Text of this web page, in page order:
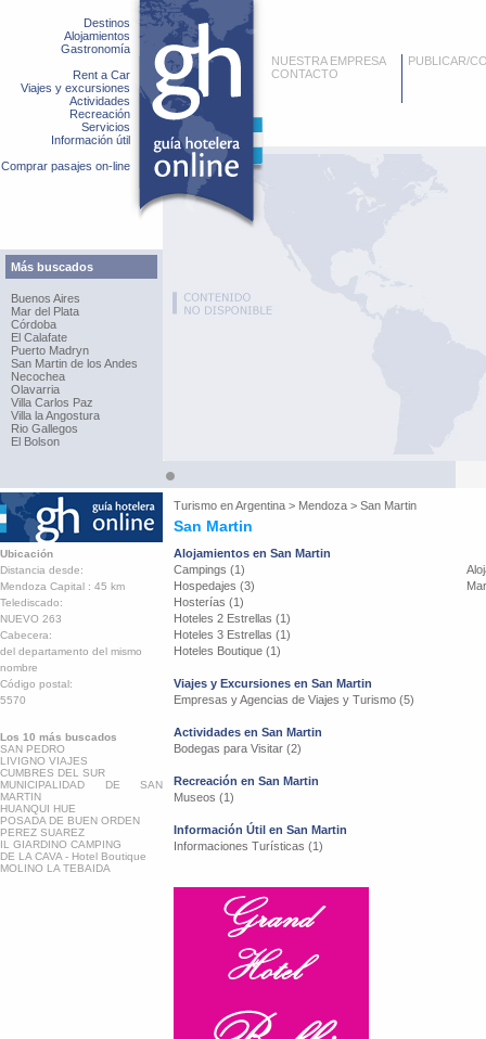
Destinos
Alojamientos
Gastronomía
Rent a Car
Viajes y excursiones
Actividades
Recreación
Servicios
Información útil
Comprar pasajes on-line
Más buscados
Buenos Aires
Mar del Plata
Córdoba
El Calafate
Puerto Madryn
San Martin de los Andes
Necochea
Olavarria
Villa Carlos Paz
Villa la Angostura
Rio Gallegos
El Bolson
NUESTRA EMPRESA
CONTACTO
PUBLICAR/
Turismo enArgentina > Mendoza > San Martin
San Martin
Ubicación
Distancia desde:
Mendoza Capital : 45 km
Telediscado:
NUEVO 263
Cabecera:
del departamento del mismo
nombre
Código postal:
5570
Los 10 más buscados
SAN PEDRO
LIVIGNO VIAJES
CUMBRES DEL SUR
MUNICIPALIDAD DE SAN
MARTIN
HUANQUI HUE
POSADA DE BUEN ORDEN
PEREZ SUAREZ
IL GIARDINO CAMPING
DE LA CAVA - Hotel Boutique
MOLINO LA TEBAIDA
Alojamientos en San Martin
Campings (1)
Hospedajes (3)
Hosterías (1)
Hoteles 2 Estrellas (1)
Hoteles 3 Estrellas (1)
Hoteles Boutique (1)
Viajes y Excursiones en San Martin
Empresas y Agencias de Viajes y Turismo (5)
Actividades en San Martin
Bodegas para Visitar (2)
Recreación en San Martin
Museos (1)
Información Útil en San Martin
Informaciones Turísticas (1)